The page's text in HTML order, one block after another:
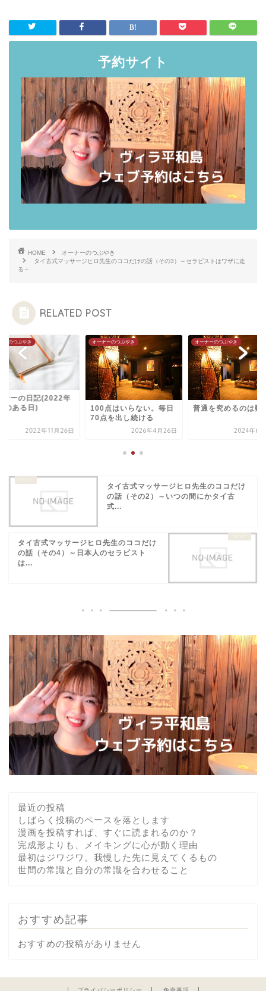
予約サイト
HOME
オーナーのつぶやき
タイ古式マッサージヒロ先生のココだけの話（その3）～セラピストはワザに走
る～
RELATED POST
ーのつぶやき
ナーの日記(2022年
のある日)
2022年11月26日
オーナーのつぶやき
100点はいらない。毎日
70点を出し続ける
2026年4月26日
オーナーのつぶやき
普通を究めるのは難
2024年6
タイ古式マッサージヒロ先生のココだけ
の話（その2）～いつの間にかタイ古
式...
タイ古式マッサージヒロ先生のココだけ
の話（その4）～日本人のセラピスト
は...
最近の投稿
しばらく投稿のペースを落とします
漫画を投稿すれば、すぐに読まれるのか？
完成形よりも、メイキングに心が動く理由
最初はジワジワ。我慢した先に見えてくるもの
世間の常識と自分の常識を合わせること
おすすめ記事
おすすめの投稿がありません